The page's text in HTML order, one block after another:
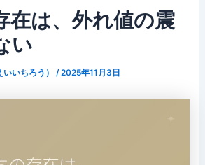
在は、外れ値の震
い
いいちろう）/2025年11月3日